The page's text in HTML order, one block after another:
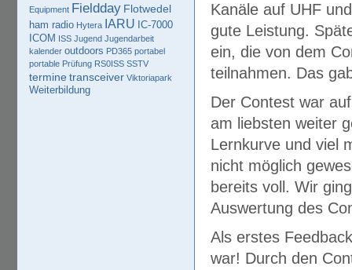
Kanäle auf UHF
gute Leistung.
ein, die von dem
teilnahmen. Das
Der Contest war
am liebsten weiter
Lernkurve und viel
nicht möglich
bereits voll. Wir
Auswertung des
Als erstes
war! Durch den
Equipment Fieldday Flotwedel
ham radio Hytera IARU IC-7000
ICOM ISS Jugend Jugendarbeit
kalender outdoors PD365 portabel
portable Prüfung RS0ISS SSTV
termine transceiver Viktoriapark
Weiterbildung